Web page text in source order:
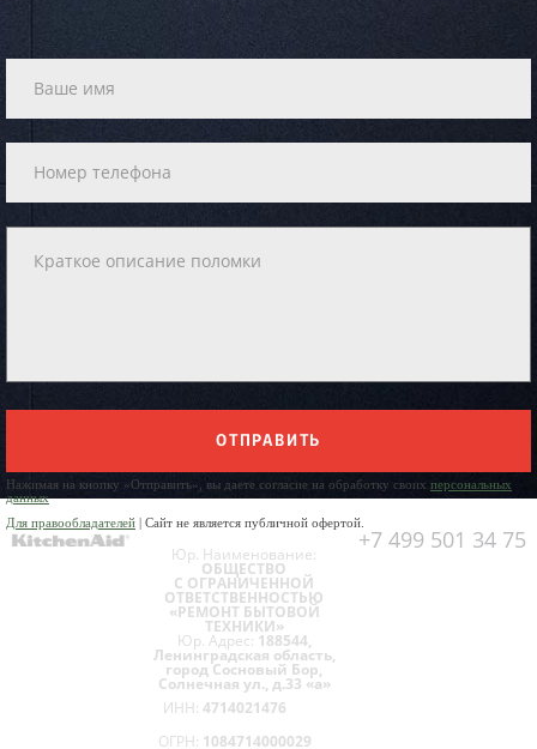
ОТПРАВИТЬ
Нажимая на кнопку «Отправить», вы даете согласие на обработку своих персональных
данных
Для правообладателей | Сайт не является публичной офертой.
+7 499 501 34 75
Юр. Наименование:
ОБЩЕСТВО
С ОГРАНИЧЕННОЙ
ОТВЕТСТВЕННОСТЬЮ
«РЕМОНТ БЫТОВОЙ
ТЕХНИКИ»
Юр. Адрес: 188544,
Ленинградская область,
город Сосновый Бор,
Солнечная ул., д.33 «а»
ИНН: 4714021476
ОГРН: 1084714000029